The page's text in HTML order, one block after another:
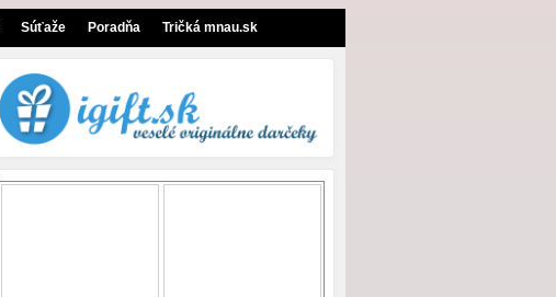
Súťaže Poradňa Tričká mnau.sk